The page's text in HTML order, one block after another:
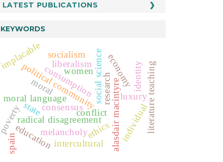
LATEST PUBLICATIONS
KEYWORDS
alasdair macintyre
social science
political community
conflict
consensus
radical disagreement
ethics
moral language luxury
consumption
moral economy
melancholy
liberalism
implacable socialism
individual
state
education
poverty
intercultural
research literature teaching
identity
spain
women